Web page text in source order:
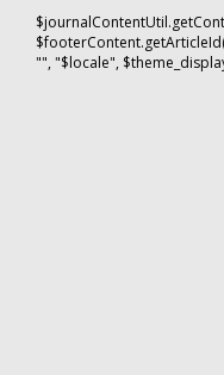
"", "$locale",